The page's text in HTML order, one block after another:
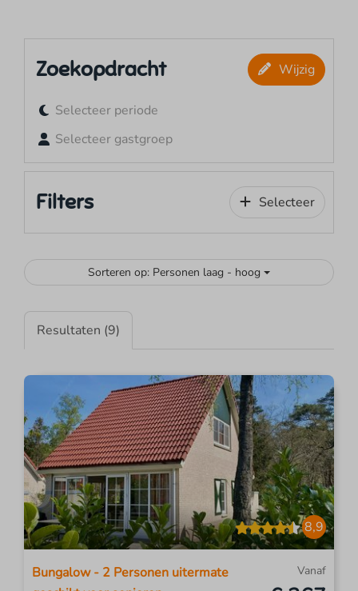
Zoekopdracht Wijzig
Selecteer periode
Selecteer gastgroep
Filters Selecteer
Sorteren op: Personen laag - hoog
Resultaten (9)
8,9
Vanaf
Bungalow - 2 Personen uitermate